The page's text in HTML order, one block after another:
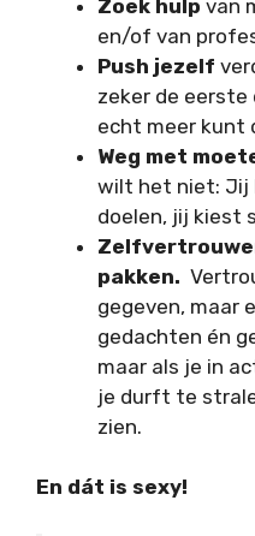
Zoek hulp van
en/of van
Push jezelf
zeker de eerste
echt meer kunt
Weg met
wilt het niet: Jij
doelen, jij kiest
pakken.
gegeven, maar
gedachten én
maar als je in
je durft te
zien.
En dát is sexy!